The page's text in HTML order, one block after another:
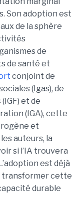
Son adoption est
de la sphère
de
de santé et
conjoint de
(Igas), de
et de
(IGA), cette
et
auteurs, la
si l’IA trouvera
est déjà
transformer cette
durable